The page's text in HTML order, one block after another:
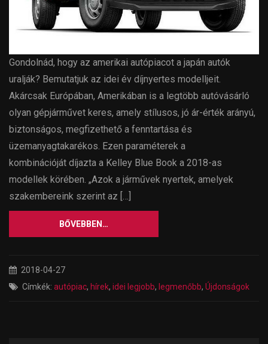
Gondolnád, hogy az amerikai autópiacot a japán autók
uralják? Bemutatjuk az idei év díjnyertes modelljeit.
Akárcsak Európában, Amerikában is a legtöbb autóvásárló
olyan gépjárművet keres, amely stílusos, jó ár-érték arányú,
biztonságos, megfizethető a fenntartása és
üzemanyagtakarékos. Ezen paraméterek a
kombinációját díjazta a Kelley Blue Book a 2018-as
modellek körében. „Azok a járművek nyertek, amelyek
szakembereink szerint az […]
BŐVEBBEN…
2018-04-27
Címkék: autópiac, hírek, idei legjobb, legmenőbb, Újdonságok